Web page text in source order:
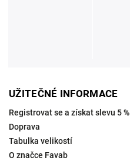
UŽITEČNÉ INFORMACE
Registrovat se a získat slevu 5 %
Doprava
Tabulka velikostí
O značce Favab